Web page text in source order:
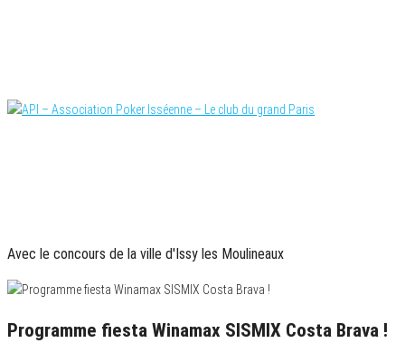
content
Avec le concours de la ville d'Issy les Moulineaux
Programme fiesta Winamax SISMIX Costa Brava !